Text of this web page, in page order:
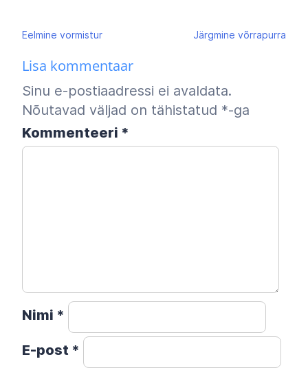
Navigeerimine
Eelmine vormistur Järgmine võrrapurra
Lisa kommentaar
Sinu e-postiaadressi ei avaldata.
Nõutavad väljad on tähistatud *-ga
Kommenteeri *
Nimi *
E-post *